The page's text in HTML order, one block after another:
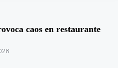
caos en restaurante